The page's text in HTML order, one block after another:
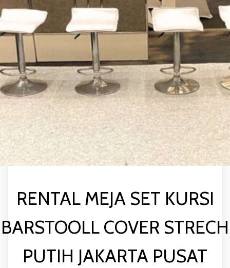
RENTAL MEJA SET KURSI
BARSTOOLL COVER STRECH
PUTIH JAKARTA PUSAT